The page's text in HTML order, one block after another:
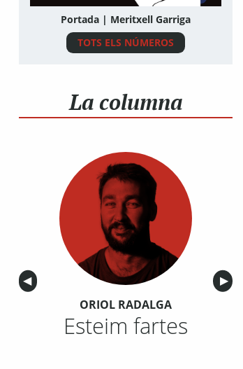
Portada | Meritxell Garriga
TOTS ELS NÚMEROS
La columna
Anterior
◀︎ ▶︎
ORIOL RADALGA
Esteim fartes